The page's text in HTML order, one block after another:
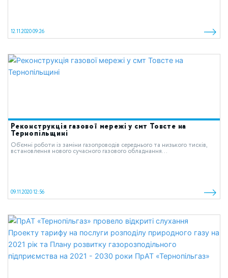
12.11.2020 09:26
Реконструкція газової мережі у смт Товсте на
Тернопільщині
Об’ємні роботи із заміни газопроводів середнього та низького тисків,
встановлення нового сучасного газового обладнання...
09.11.2020 12:56